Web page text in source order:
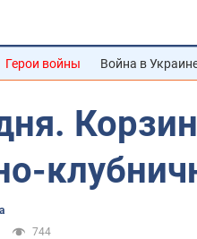
Герои войны Война в
744